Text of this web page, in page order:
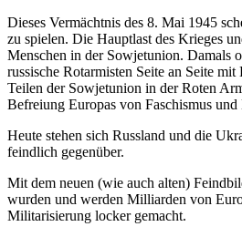
Dieses Vermächtnis des 8. Mai 1945
zu spielen. Die Hauptlast des Krieges
Menschen in der Sowjetunion. Damals
russische Rotarmisten Seite an Seite
Teilen der Sowjetunion in der Roten
Befreiung Europas von Faschismus
Heute stehen sich Russland und die
feindlich gegenüber.
Mit dem neuen (wie auch alten)
wurden und werden Milliarden von
Militarisierung locker gemacht.